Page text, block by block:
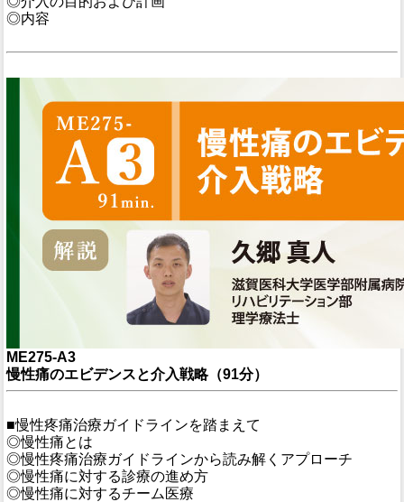
◎内容
ME275-A3
慢性痛のエビデンスと介入戦略（91分）
■慢性疼痛治療ガイドラインを踏まえて
◎慢性痛とは
◎慢性疼痛治療ガイドラインから読み解くアプローチ
◎慢性痛に対する診療の進め方
◎慢性痛に対するチーム医療